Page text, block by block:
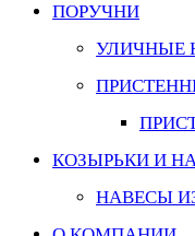
ПОРУЧНИ
УЛИЧНЫЕ
КОЗЫРЬКИ И
НАВЕСЫ